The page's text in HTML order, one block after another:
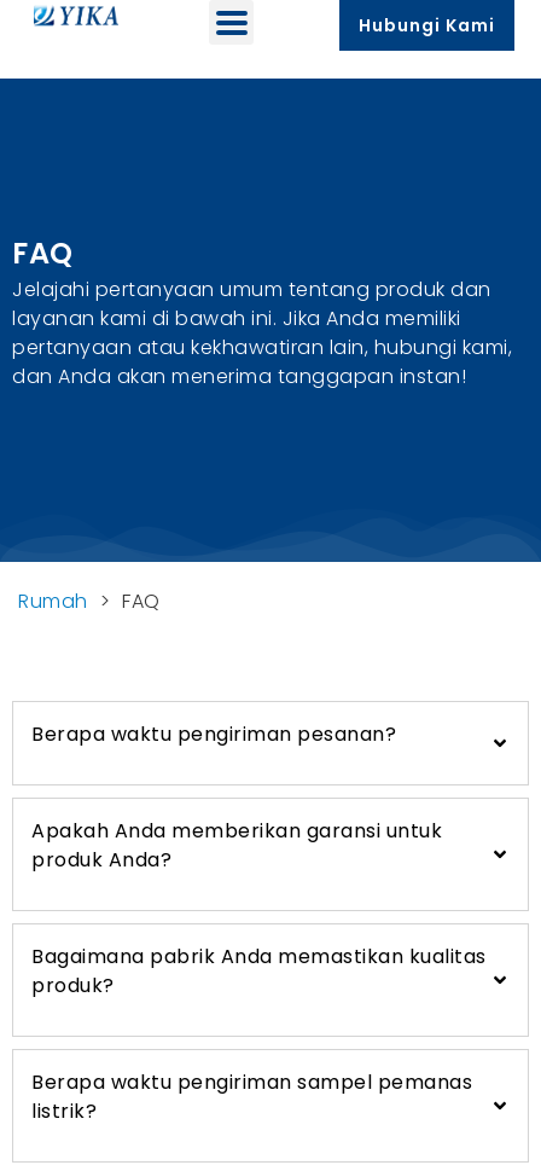
Hubungi Kami
FAQ
Jelajahi pertanyaan umum tentang produk dan
layanan kami di bawah ini. Jika Anda memiliki
pertanyaan atau kekhawatiran lain, hubungi kami,
dan Anda akan menerima tanggapan instan!
Rumah > FAQ
Berapa waktu pengiriman pesanan?
Apakah Anda memberikan garansi untuk
produk Anda?
Bagaimana pabrik Anda memastikan kualitas
produk?
Berapa waktu pengiriman sampel pemanas
listrik?